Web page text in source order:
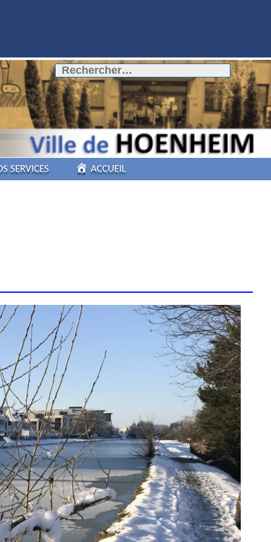
Rechercher :
Z. I. BISCHHEIM
HOENHEIM
SERVICES ACCUEIL